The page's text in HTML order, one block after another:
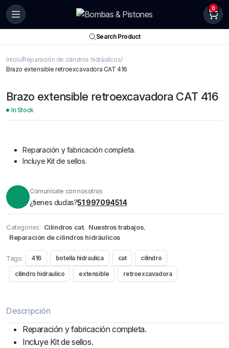
0
Search Product
Inicio Reparación de cilindros hidráulicos
Brazo extensible retroexcavadora CAT 416
Brazo extensible retroexcavadora CAT 416
In Stock
Reparación y fabricación completa.
Incluye Kit de sellos.
Comunícate con nosotros
¿tienes dudas?51 997094514
Categories: Cilindros cat, Nuestros trabajos,
Reparación de cilindros hidráulicos
Tags: 416 botella hidraulica cat cilindro
cilindro hidraulico extensible retroexcavadora
Descripción
Reparación y fabricación completa.
Incluye Kit de sellos.